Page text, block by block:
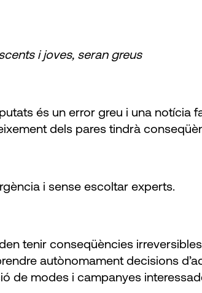
i joves, seran greus
és un error greu i una notícia
dels pares tindrà
i sense escoltar experts.
tenir conseqüències
autònomament decisions
de modes i campanyes